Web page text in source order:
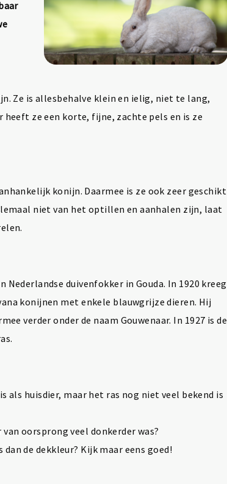
Ze is allesbehalve klein en ielig, niet te lang,
heeft ze een korte, fijne, zachte pels en is ze
konijn. Daarmee is ze ook zeer geschikt
niet van het optillen en aanhalen zijn, laat
Nederlandse duivenfokker in Gouda. In 1920 kreeg
konijnen met enkele blauwgrijze dieren. Hij
verder onder de naam Gouwenaar. In 1927 is de
huisdier, maar het ras nog niet veel bekend is
oorsprong veel donkerder was?
de dekkleur? Kijk maar eens goed!